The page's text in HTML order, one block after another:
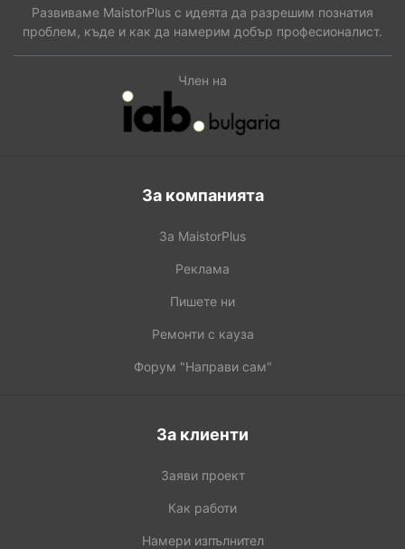
Развиваме MaistorPlus с идеята да разрешим познатия
проблем, къде и как да намерим добър професионалист.
Член на
За компанията
За MaistorPlus
Реклама
Пишете ни
Ремонти с кауза
Форум "Направи сам"
За клиенти
Заяви проект
Как работи
Намери изпълнител